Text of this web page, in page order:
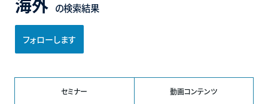
の検索結果
フォローします
セミナー 動画コンテンツ